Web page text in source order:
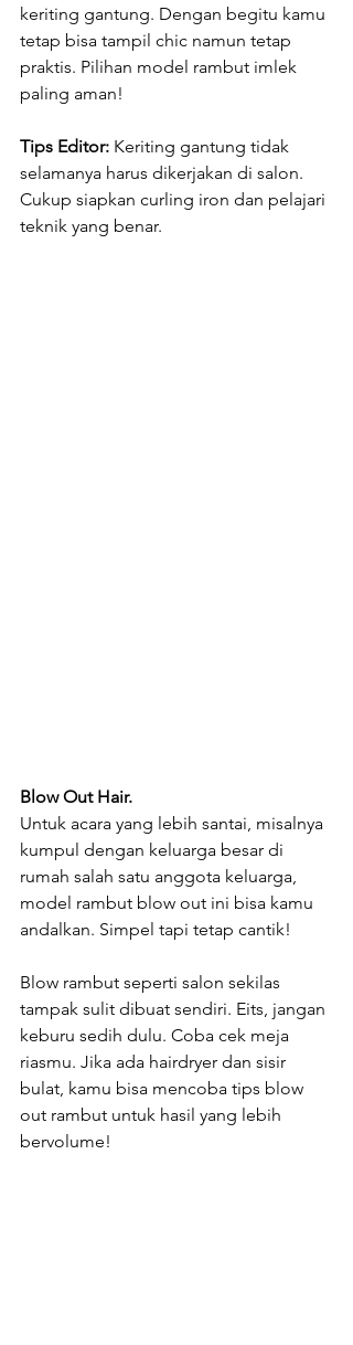
keriting gantung. Dengan begitu kamu
tetap bisa tampil chic namun tetap
praktis. Pilihan model rambut imlek
paling aman!
Tips Editor: Keriting gantung tidak
selamanya harus dikerjakan di salon.
Cukup siapkan curling iron dan pelajari
teknik yang benar.
Blow Out Hair.
Untuk acara yang lebih santai, misalnya
kumpul dengan keluarga besar di
rumah salah satu anggota keluarga,
model rambut blow out ini bisa kamu
andalkan. Simpel tapi tetap cantik!
Blow rambut seperti salon sekilas
tampak sulit dibuat sendiri. Eits, jangan
keburu sedih dulu. Coba cek meja
riasmu. Jika ada hairdryer dan sisir
bulat, kamu bisa mencoba tips blow
out rambut untuk hasil yang lebih
bervolume!